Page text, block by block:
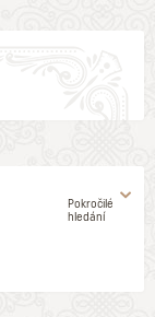
Pokročilé
hledání